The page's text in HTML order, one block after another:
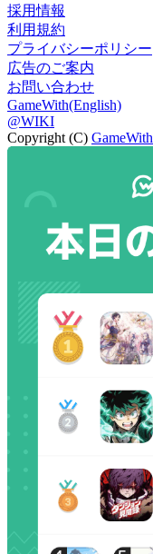
採用情報
利用規約
プライバシーポリシー
広告のご案内
お問い合わせ
GameWith(English)
@WIKI
Copyright (C) GameWith